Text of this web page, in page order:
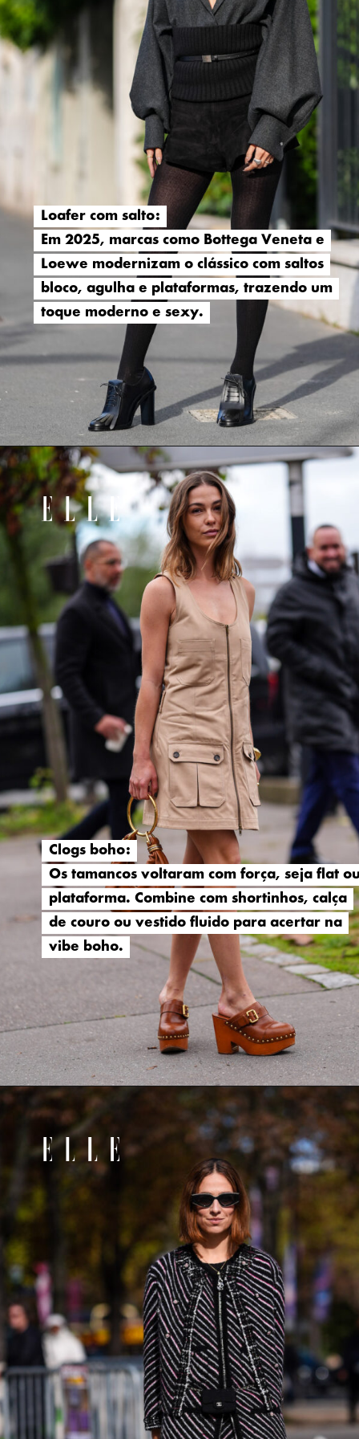
Loafer com salto:
Em 2025, marcas como Bottega Veneta e
Loewe modernizam o clássico com saltos
bloco, agulha e plataformas, trazendo um
toque moderno e sexy.
Loafer com salto:
Em 2025, marcas como Bottega Veneta e
Loewe modernizam o clássico com saltos
bloco, agulha e plataformas, trazendo um
toque moderno e sexy.
Clogs boho:
Os tamancos voltaram com força, seja flat
plataforma. Combine com shortinhos, calça
de couro ou vestido fluido para acertar na
vibe boho.
Clogs boho:
Os tamancos voltaram com força, seja flat
plataforma. Combine com shortinhos, calça
de couro ou vestido fluido para acertar na
vibe boho.